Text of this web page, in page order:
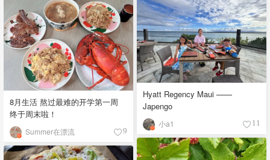
Hyatt Regency Maui ——
Japengo
小a1 11
8月生活 熬过最难的开学第一周
终于周末啦！
Summer在漂流 9